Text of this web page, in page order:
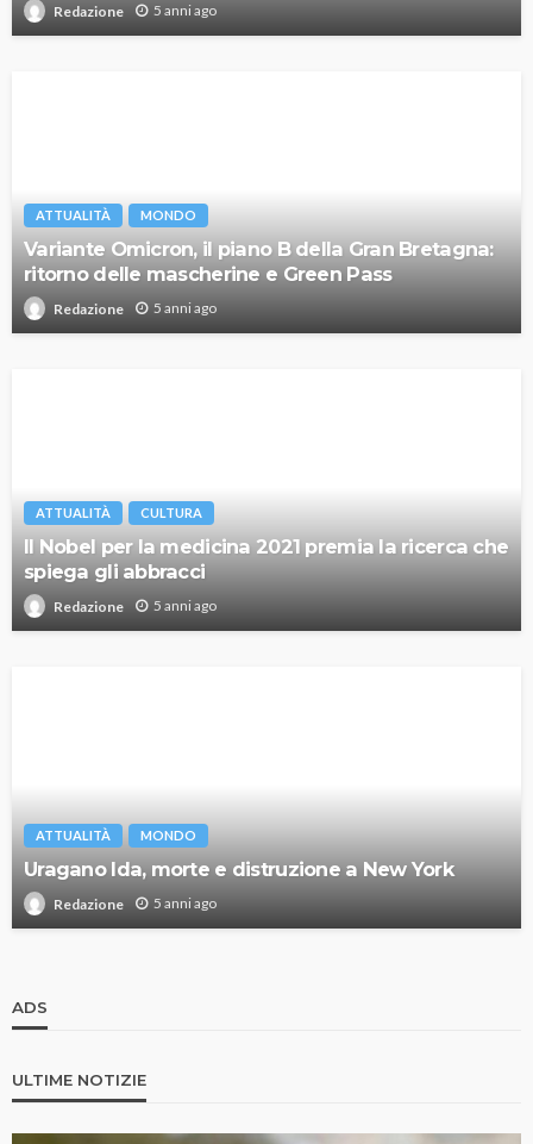
Redazione 5 anni ago
ATTUALITÀ MONDO
Variante Omicron, il piano B della Gran Bretagna:
ritorno delle mascherine e Green Pass
Redazione 5 anni ago
ATTUALITÀ CULTURA
Il Nobel per la medicina 2021 premia la ricerca che
spiega gli abbracci
Redazione 5 anni ago
ATTUALITÀ MONDO
Uragano Ida, morte e distruzione a New York
Redazione 5 anni ago
ADS
ULTIME NOTIZIE